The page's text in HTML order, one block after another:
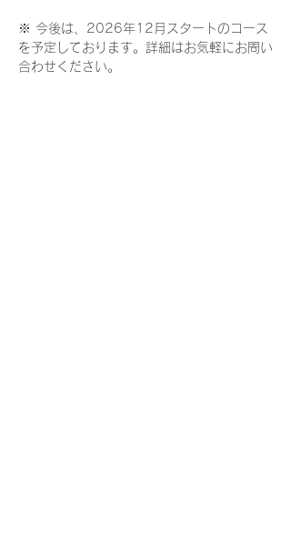
※ 今後は、2026年12月スタートのコース
を予定しております。詳細はお気軽にお問い
合わせください。